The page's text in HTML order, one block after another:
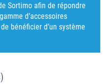
Sortimo afin de répondre
d’accessoires
bénéficier d’un système